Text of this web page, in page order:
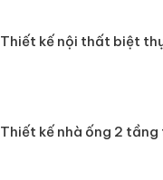
Thiết kế nội thất biệt
Thiết kế nhà ống 2 tầng